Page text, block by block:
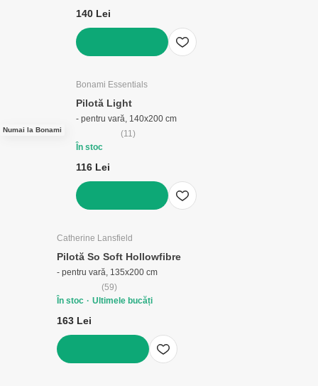
140 Lei
Numai la Bonami
Bonami Essentials
Pilotă Light
- pentru vară, 140x200 cm
(11)
În stoc
116 Lei
Catherine Lansfield
Pilotă So Soft Hollowfibre
- pentru vară, 135x200 cm
(59)
În stoc
Ultimele bucăți
163 Lei